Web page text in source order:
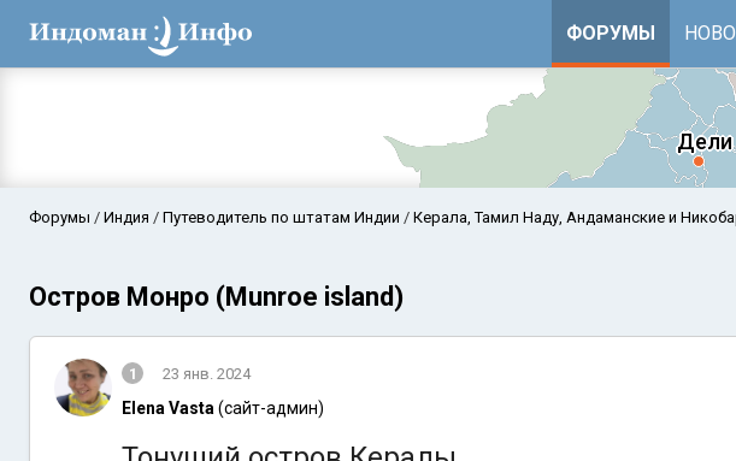
ФОРУМЫ
Форумы Индия Путеводитель по штатам Индии Керала, Тамил Наду, Андаманские и
Остров Монро (Munroe island)
1 23 янв. 2024
Elena Vasta (сайт-админ)